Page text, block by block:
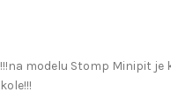
!!!na modelu Stomp Minipit
kole!!!